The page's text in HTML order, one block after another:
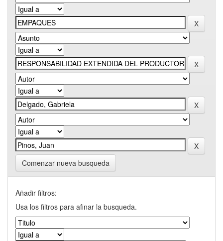
Comenzar nueva busqueda
Añadir filtros:
Usa los filtros para afinar la busqueda.